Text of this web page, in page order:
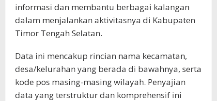
informasi dan membantu berbagai kalangan
dalam menjalankan aktivitasnya di Kabupaten
Timor Tengah Selatan.
Data ini mencakup rincian nama kecamatan,
desa/kelurahan yang berada di bawahnya, serta
kode pos masing-masing wilayah. Penyajian
data yang terstruktur dan komprehensif ini